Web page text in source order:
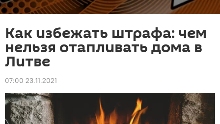
Как избежать штрафа: чем
нельзя отапливать дома в
Литве
07:00 23.11.2021